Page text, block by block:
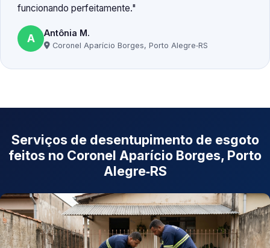
funcionando perfeitamente.
A Antônia M.
Coronel Aparício Borges, Porto Alegre‑RS
Serviços de desentupimento de esgoto
feitos no Coronel Aparício Borges, Porto
Alegre‑RS